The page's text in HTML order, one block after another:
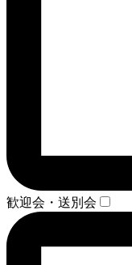
歓迎会・送別会